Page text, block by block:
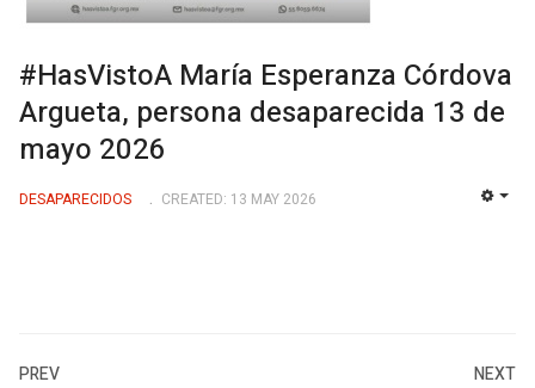
#HasVistoA María Esperanza Córdova
Argueta, persona desaparecida 13 de
mayo 2026
DESAPARECIDOS CREATED: 13 MAY 2026
PREV NEXT